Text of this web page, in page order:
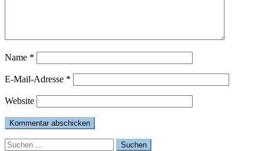
Name *
E-Mail-Adresse *
Website
Suchen